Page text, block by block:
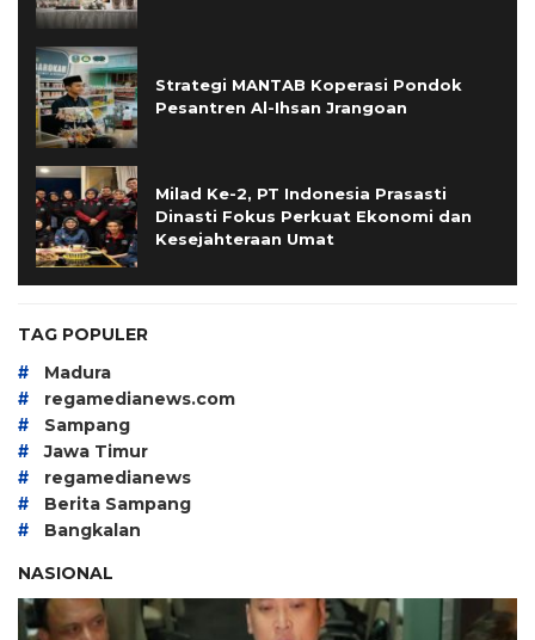
Strategi MANTAB Koperasi Pondok
Pesantren Al-Ihsan Jrangoan
Milad Ke-2, PT Indonesia Prasasti
Dinasti Fokus Perkuat Ekonomi dan
Kesejahteraan Umat
TAG POPULER
# Madura
# regamedianews.com
# Sampang
# Jawa Timur
# regamedianews
# Berita Sampang
#
Bangkalan
NASIONAL